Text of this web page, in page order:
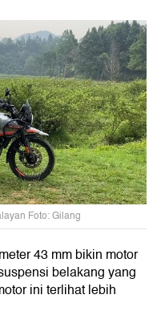
Foto: Gilang
43 mm bikin motor
belakang yang
ini terlihat lebih